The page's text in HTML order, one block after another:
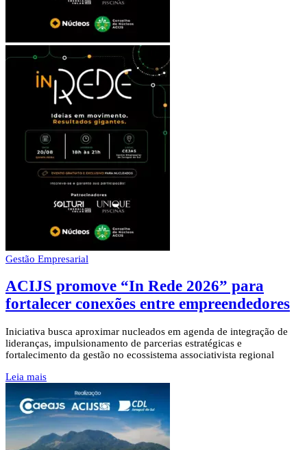
Gestão Empresarial
ACIJS promove “In Rede 2026” para
fortalecer conexões entre empreendedores
Iniciativa busca aproximar nucleados em agenda de integração de
lideranças, impulsionamento de parcerias estratégicas e
fortalecimento da gestão no ecossistema associativista regional
Leia mais